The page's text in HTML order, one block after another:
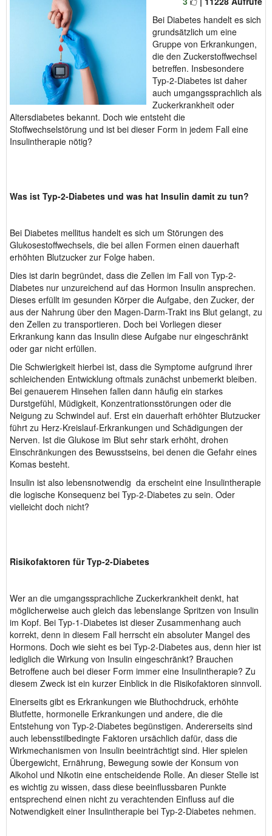
Bei Diabetes handelt es sich
grundsätzlich um eine
Gruppe von Erkrankungen,
die den Zuckerstoffwechsel
betreffen. Insbesondere
Typ-2-Diabetes ist daher
auch umgangssprachlich als
Zuckerkrankheit oder
Altersdiabetes bekannt. Doch wie entsteht die
Stoffwechselstörung und ist bei dieser Form in jedem Fall eine
Insulintherapie nötig?
Was ist Typ-2-Diabetes und was hat Insulin damit zu tun?
Bei Diabetes mellitus handelt es sich um Störungen des
Glukosestoffwechsels, die bei allen Formen einen dauerhaft
erhöhten Blutzucker zur Folge haben.
Dies ist darin begründet, dass die Zellen im Fall von Typ-2-
Diabetes nur unzureichend auf das Hormon Insulin ansprechen.
Dieses erfüllt im gesunden Körper die Aufgabe, den Zucker, der
aus der Nahrung über den Magen-Darm-Trakt ins Blut gelangt, zu
den Zellen zu transportieren. Doch bei Vorliegen dieser
Erkrankung kann das Insulin diese Aufgabe nur eingeschränkt
oder gar nicht erfüllen.
Die Schwierigkeit hierbei ist, dass die Symptome aufgrund ihrer
schleichenden Entwicklung oftmals zunächst unbemerkt bleiben.
Bei genauerem Hinsehen fallen dann häufig ein starkes
Durstgefühl, Müdigkeit, Konzentrationsstörungen oder die
Neigung zu Schwindel auf. Erst ein dauerhaft erhöhter Blutzucker
führt zu Herz-Kreislauf-Erkrankungen und Schädigungen der
Nerven. Ist die Glukose im Blut sehr stark erhöht, drohen
Einschränkungen des Bewusstseins, bei denen die Gefahr eines
Komas besteht.
Insulin ist also lebensnotwendig ­ da erscheint eine Insulintherapie
die logische Konsequenz bei Typ-2-Diabetes zu sein. Oder
vielleicht doch nicht?
Risikofaktoren für Typ-2-Diabetes
Wer an die umgangssprachliche Zuckerkrankheit denkt, hat
möglicherweise auch gleich das lebenslange Spritzen von Insulin
im Kopf. Bei Typ-1-Diabetes ist dieser Zusammenhang auch
korrekt, denn in diesem Fall herrscht ein absoluter Mangel des
Hormons. Doch wie sieht es bei Typ-2-Diabetes aus, denn hier ist
lediglich die Wirkung von Insulin eingeschränkt? Brauchen
Betroffene auch bei dieser Form immer eine Insulintherapie? Zu
diesem Zweck ist ein kurzer Einblick in die Risikofaktoren sinnvoll.
Einerseits gibt es Erkrankungen wie Bluthochdruck, erhöhte
Blutfette, hormonelle Erkrankungen und andere, die die
Entstehung von Typ-2-Diabetes begünstigen. Andererseits sind
auch lebensstilbedingte Faktoren ursächlich dafür, dass die
Wirkmechanismen von Insulin beeinträchtigt sind. Hier spielen
Übergewicht, Ernährung, Bewegung sowie der Konsum von
Alkohol und Nikotin eine entscheidende Rolle. An dieser Stelle ist
es wichtig zu wissen, dass diese beeinflussbaren Punkte
entsprechend einen nicht zu verachtenden Einfluss auf die
Notwendigkeit einer Insulintherapie bei Typ-2-Diabetes nehmen.